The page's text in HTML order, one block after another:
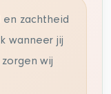
en zachtheid
wanneer jij
wij